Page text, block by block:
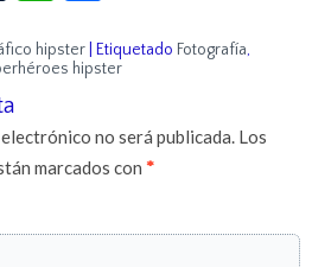
hipster |Etiquetado Fotografía,
hipster
no será publicada. Los
marcados con*